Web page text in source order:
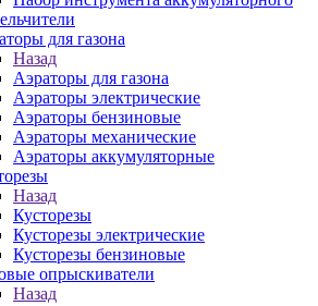
для газона
Назад
Аэраторы для газона
Аэраторы электрические
Аэраторы бензиновые
Аэраторы механические
Аэраторы аккумуляторные
Назад
Кусторезы
Кусторезы электрические
Кусторезы бензиновые
опрыскиватели
Назад